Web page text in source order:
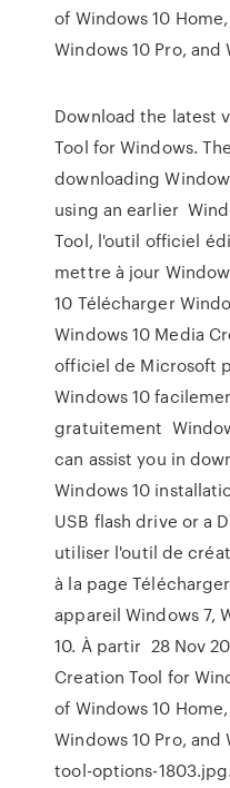
of Windows 10
Windows 10 Pro, and
Download the latest
Tool for Windows.
downloading
using an earlier
Tool, l'outil officiel
mettre à jour
10 Télécharger
Windows 10 Media
officiel de Microsoft
Windows 10
gratuitement
can assist you in
Windows 10
USB flash drive or a
utiliser l'outil de
à la page
appareil Windows 7,
10. À partir 28 Nov
Creation Tool for
of Windows 10
Windows 10 Pro,
tool-options-